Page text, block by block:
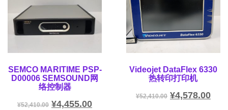
SEMCO MARITIME PSP-
D00006 SEMSOUND网
络控制器
¥52,410.00 ¥4,455.00
Videojet DataFlex 6330
热转印打印机
¥52,410.00 ¥4,578.00